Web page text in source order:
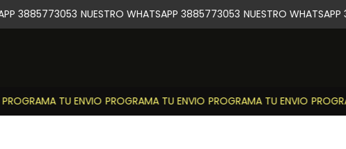
TU ENVIO PROGRAMA TU ENVIO PROGRAMA TU ENVIO
3885773053 NUESTRO WHATSAPP 3885773053 NUESTRO WHATSAPP